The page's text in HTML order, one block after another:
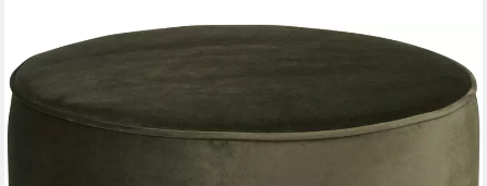
WOOOD
Hocker Sara, runde Form, vielseitig Einsetzbar, H 36 cm x Ø 60
119,00 €
lieferbar in 3 Wochen